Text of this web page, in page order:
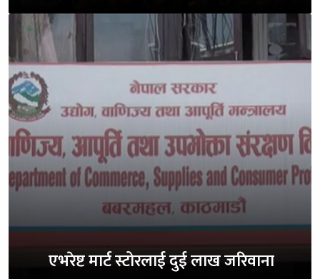
एभरेष्ट मार्ट स्टोरलाई दुई लाख जरिवाना